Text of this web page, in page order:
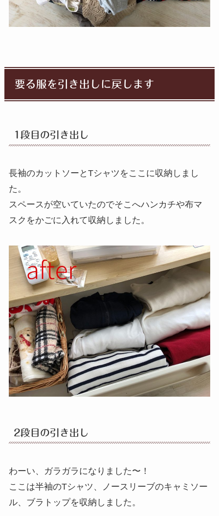
要る服を引き出しに戻します
1段目の引き出し
長袖のカットソーとTシャツをここに収納しまし
た。
スペースが空いていたのでそこへハンカチや布マ
スクをかごに入れて収納しました。
2段目の引き出し
わーい、ガラガラになりました〜！
ここは半袖のTシャツ、ノースリーブのキャミソー
ル、ブラトップを収納しました。